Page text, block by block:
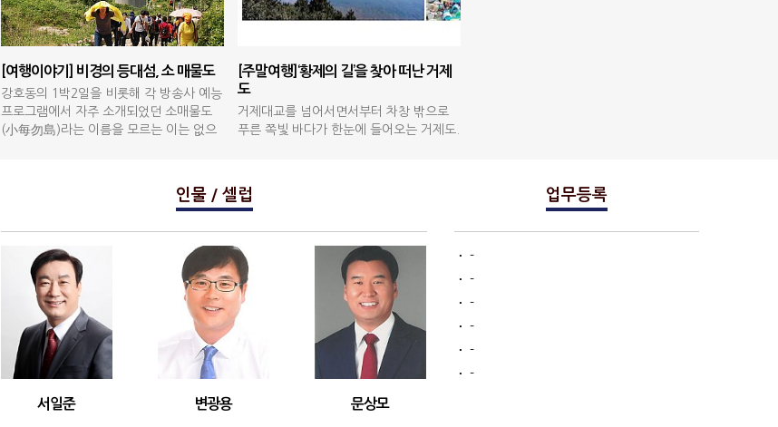
[여행이야기] 비경의 등대섬, 소 매물도
강호동의 1박2일을 비롯해 각 방송사 예능
프로그램에서 자주 소개되었던 소매물도
(小每勿島)라는 이름을 모르는 이는 없으
[주말여행]‘황제의 길’을 찾아 떠난 거제
도
거제대교를 넘어서면서부터 차창 밖으로
푸른 쪽빛 바다가 한눈에 들어오는 거제도.
인물 / 셀럽
서일준 변광용 문상모
업무등록
ㆍ
-
ㆍ
-
ㆍ
-
ㆍ
-
ㆍ
-
ㆍ
-